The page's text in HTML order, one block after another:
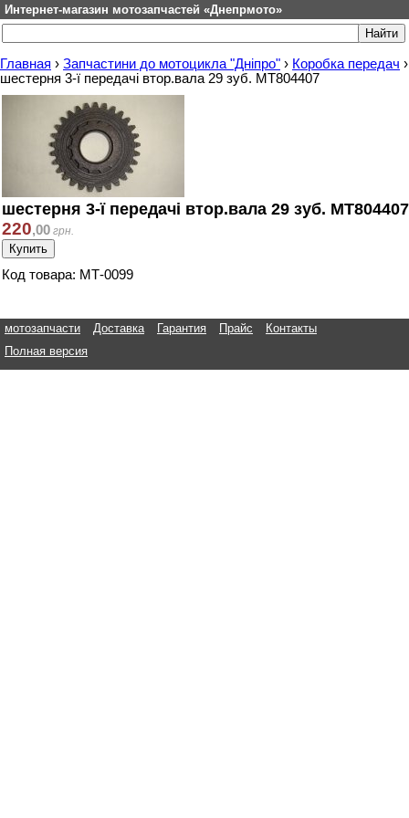
Интернет-магазин мотозапчастей «Днепрмото»
Главная › Запчастини до мотоцикла "Дніпро" › Коробка передач ›
шестерня 3-ї передачі втор.вала 29 зуб. МТ804407
шестерня 3-ї передачі втор.вала 29 зуб. МТ804407
220,00 грн.
Код товара: МТ-0099
мотозапчасти Доставка Гарантия Прайс
Контакты
Полная версия